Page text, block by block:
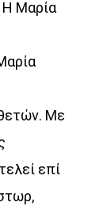
Η Μαρία
Με
επί